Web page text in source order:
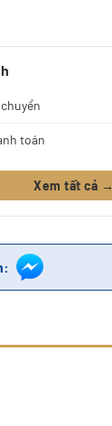
toán
Xem tất cả →